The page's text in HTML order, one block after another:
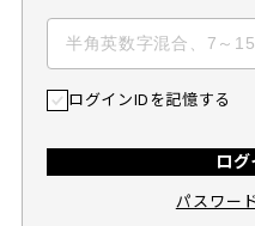
ログインIDを記憶する
ロ
パスワー